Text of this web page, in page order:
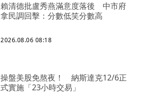
賴清德批盧秀燕滿意度落後 中市府
拿民調回擊：分數低笑分數高
2026.08.06 08:18
操盤美股免熬夜！ 納斯達克12/6正
式實施「23小時交易」